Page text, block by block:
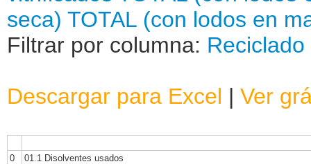
seca) TOTAL (con lodos en
Filtrar por columna: Reciclado
Descargar para Excel | Ver
0
01.1 Disolventes usados